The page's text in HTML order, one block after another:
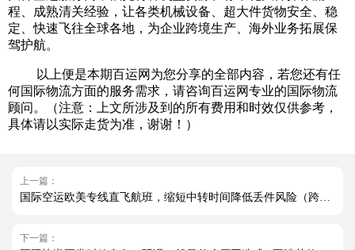
程、成熟清关经验，让各类机械设备、超大件货物安全、稳
定、快速飞往全球各地，为企业跨境生产、海外业务拓展保
驾护航。
以上便是本期百运网为您分享的全部内容，若您还有任
何国际物流方面的服务需求，请咨询百运网专业的国际物流
顾问。（注意：上文所涉及到的所有费用和时效仅供参考，
具体请以实际走货为准，谢谢！）
上一篇：
下一篇：